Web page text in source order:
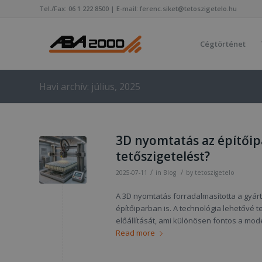
Tel./Fax: 06 1 222 8500 | E-mail: ferenc.siket@tetoszigetelo.hu
Cégtörténet
Havi archív: július, 2025
3D nyomtatás az
tetőszigetelést?
2025-07-11 / in Blog / by tetoszigetelo
A 3D nyomtatás forradalmasította a
építőiparban is. A technológia lehetővé
előállítását, ami különösen fontos a
Read more